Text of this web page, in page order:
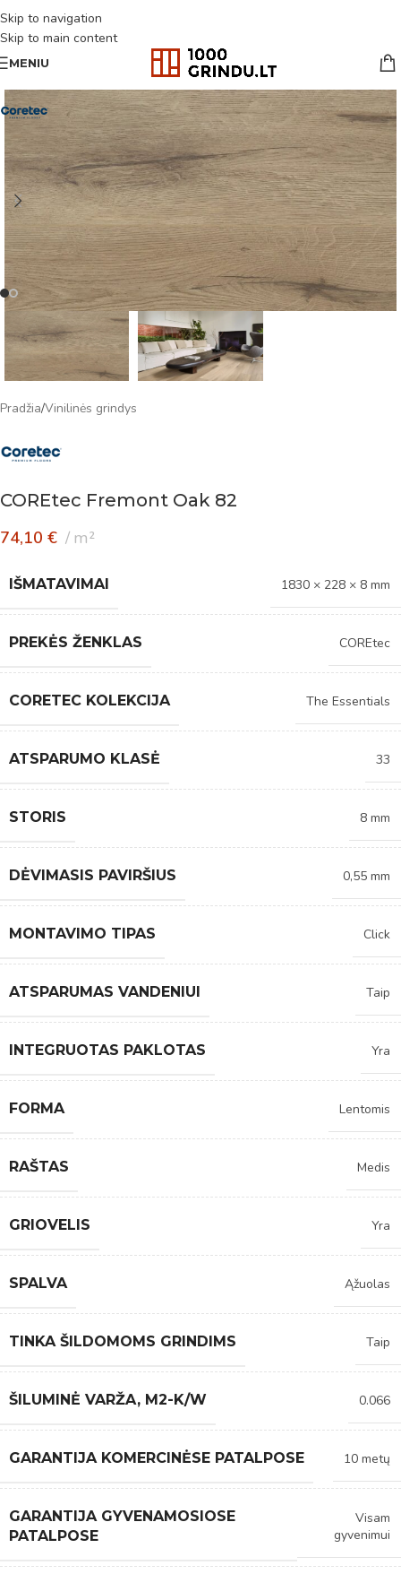
Skip to navigation
Skip to main content
MENIU
Pradžia/Vinilinės grindys
COREtec Fremont Oak 82
74,10 € m²
IŠMATAVIMAI 1830 × 228 × 8 mm
PREKĖS ŽENKLAS COREtec
CORETEC KOLEKCIJA The Essentials
ATSPARUMO KLASĖ 33
STORIS 8 mm
DĖVIMASIS PAVIRŠIUS 0,55 mm
MONTAVIMO TIPAS Click
ATSPARUMAS VANDENIUI Taip
INTEGRUOTAS PAKLOTAS Yra
FORMA Lentomis
RAŠTAS Medis
GRIOVELIS Yra
SPALVA Ąžuolas
TINKA ŠILDOMOMS GRINDIMS Taip
ŠILUMINĖ VARŽA, M2-K/W 0.066
GARANTIJA KOMERCINĖSE PATALPOSE 10 metų
GARANTIJA GYVENAMOSIOSE
PATALPOSE
Visam
gyvenimui